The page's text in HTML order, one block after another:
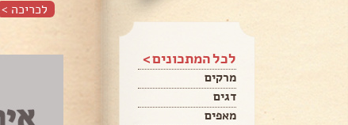
לכל המתכונים >
מרקים
דגים
מאפים
לכריכה >